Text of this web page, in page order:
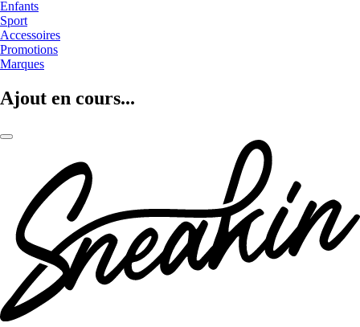
Enfants
Sport
Accessoires
Promotions
Marques
Ajout en cours...